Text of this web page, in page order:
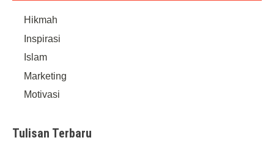
Hikmah
Inspirasi
Islam
Marketing
Motivasi
Tulisan Terbaru